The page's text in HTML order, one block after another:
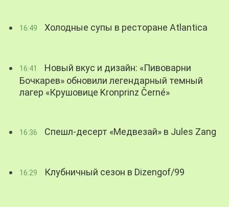
16:49 Холодные супы в ресторане Atlantica
16:41
Новый вкус и дизайн: «Пивоварни
Бочкарев» обновили легендарный темный
лагер «Крушовице Kronprinz Černé»
16:36 Спешл-десерт «Медвезай» в Jules Zang
16:29 Клубничный сезон в Dizengof/99